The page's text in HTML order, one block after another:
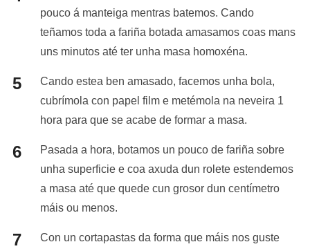
pouco á manteiga mentras batemos. Cando
teñamos toda a fariña botada amasamos coas mans
uns minutos até ter unha masa homoxéna.
Cando estea ben amasado, facemos unha bola,
cubrímola con papel film e metémola na neveira 1
hora para que se acabe de formar a masa.
Pasada a hora, botamos un pouco de fariña sobre
unha superficie e coa axuda dun rolete estendemos
a masa até que quede cun grosor dun centímetro
máis ou menos.
Con un cortapastas da forma que máis nos guste